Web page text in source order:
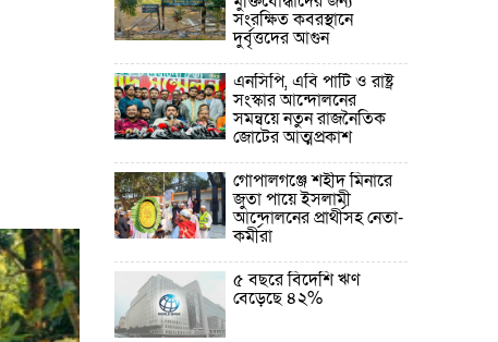
সংরক্ষিত কবরস্থানে
দুর্বৃত্তদের আগুন
এনসিপি, এবি পার্টি ও রাষ্ট্র
সংস্কার আন্দোলনের
সমন্বয়ে নতুন রাজনৈতিক
জোটের আত্মপ্রকাশ
গোপালগঞ্জে শহীদ মিনারে
জুতা পায়ে ইসলামী
আন্দোলনের প্রার্থীসহ নেতা-
কর্মীরা
৫ বছরে বিদেশি ঋণ
বেড়েছে ৪২%